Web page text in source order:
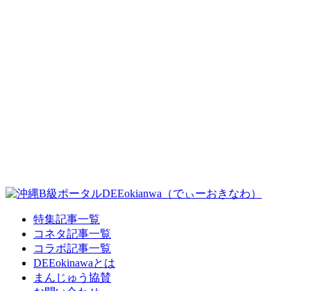
特集記事一覧
コネタ記事一覧
コラボ記事一覧
DEEokinawaとは
まんじゅう協賛